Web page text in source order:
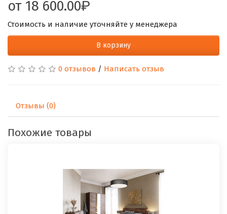
от 18 600.00
Стоимость и наличие уточняйте у менеджера
В корзину
0 отзывов / Написать отзыв
Отзывы (0)
Похожие товары